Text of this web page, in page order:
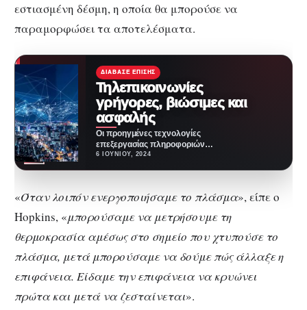
εστιασμένη δέσμη, η οποία θα μπορούσε να
παραμορφώσει τα αποτελέσματα.
ΔΙΆΒΑΣΕ ΕΠΊΣΗΣ
Τηλεπικοινωνίες
γρήγορες, βιώσιμες και
ασφαλής
Οι προηγμένες τεχνολογίες
επεξεργασίας πληροφοριών
προσφέρουν πιο πράσινες
6 ΙΟΥΝΊΟΥ, 2024
«Όταν λοιπόν ενεργοποιήσαμε το πλάσμα», είπε ο
Hopkins, «μπορούσαμε να μετρήσουμε τη
θερμοκρασία αμέσως στο σημείο που χτυπούσε το
πλάσμα, μετά μπορούσαμε να δούμε πώς άλλαξε η
επιφάνεια. Είδαμε την επιφάνεια να κρυώνει
πρώτα και μετά να ζεσταίνεται».